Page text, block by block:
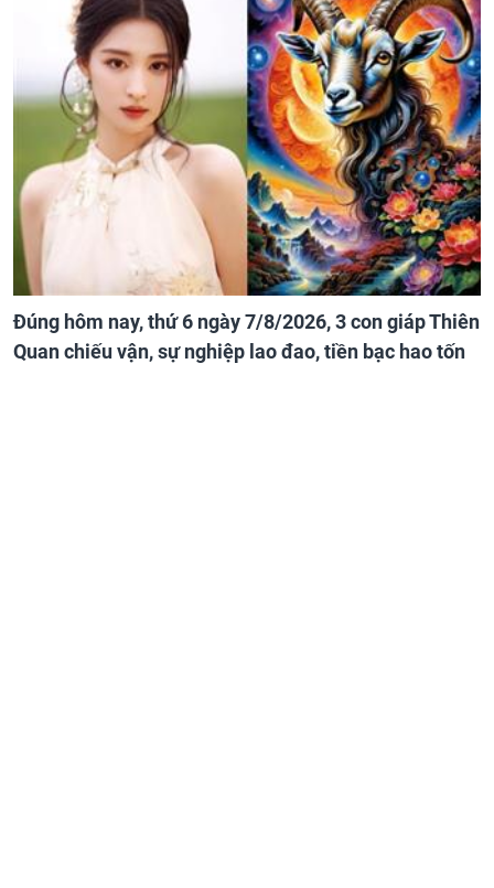
Đúng hôm nay, thứ 6 ngày 7/8/2026, 3 con giáp Thiên
Quan chiếu vận, sự nghiệp lao đao, tiền bạc hao tốn